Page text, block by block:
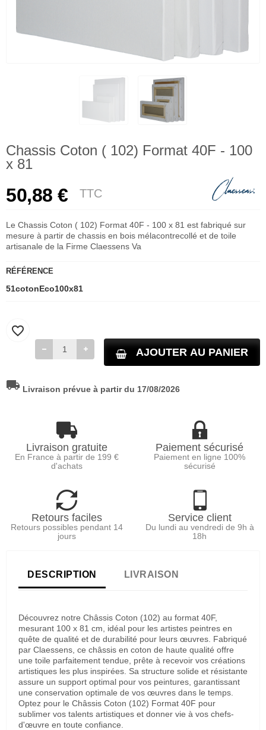
Chassis Coton ( 102) Format 40F - 100
x 81
50,88 € TTC
Le Chassis Coton ( 102) Format 40F - 100 x 81 est fabriqué sur
mesure à partir de chassis en bois mélacontrecollé et de toile
artisanale de la Firme Claessens Va
RÉFÉRENCE
51cotonEco100x81
AJOUTER AU PANIER
favorite_border
local_shipping Livraison prévue à partir du 17/08/2026
Livraison gratuite
En France à partir de 199 €
d'achats
Paiement sécurisé
Paiement en ligne 100%
sécurisé
Retours faciles
Retours possibles pendant 14
jours
Service client
Du lundi au vendredi de 9h à
18h
DESCRIPTION LIVRAISON
Découvrez notre Châssis Coton (102) au format 40F,
mesurant 100 x 81 cm, idéal pour les artistes peintres en
quête de qualité et de durabilité pour leurs œuvres. Fabriqué
par Claessens, ce châssis en coton de haute qualité offre
une toile parfaitement tendue, prête à recevoir vos créations
artistiques les plus inspirées. Sa structure solide et résistante
assure un support optimal pour vos peintures, garantissant
une conservation optimale de vos œuvres dans le temps.
Optez pour le Châssis Coton (102) Format 40F pour
sublimer vos talents artistiques et donner vie à vos chefs-
d'œuvre en toute confiance.